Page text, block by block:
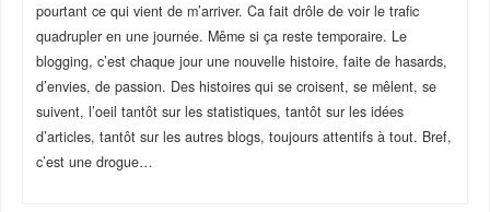
pourtant ce qui vient de m’arriver. Ca fait drôle de voir le trafic
quadrupler en une journée. Même si ça reste temporaire. Le
blogging, c’est chaque jour une nouvelle histoire, faite de hasards,
d’envies, de passion. Des histoires qui se croisent, se mêlent, se
suivent, l’oeil tantôt sur les statistiques, tantôt sur les idées
d’articles, tantôt sur les autres blogs, toujours attentifs à tout. Bref,
c’est une drogue…